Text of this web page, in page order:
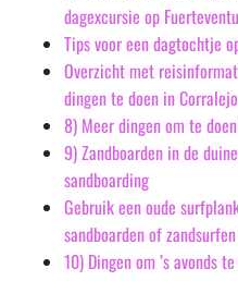
dagexcursie op
Tips voor een dagtochtje
Overzicht met
dingen te doen in Corralejo
8) Meer dingen om te
9) Zandboarden in de
sandboarding
Gebruik een oude
sandboarden of
10) Dingen om ’s avonds